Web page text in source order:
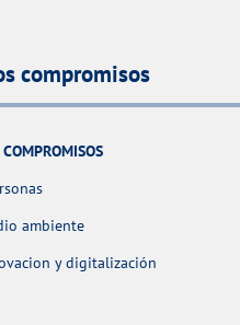
compromisos
ambiente
y digitalización